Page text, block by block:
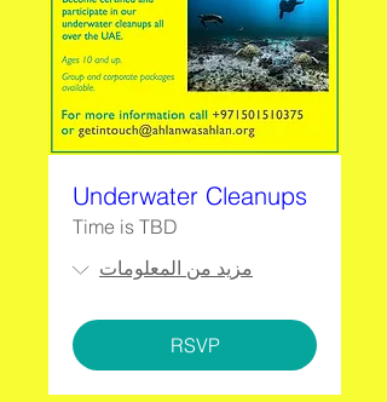
Underwater Cleanups
Time is TBD
مزيد من المعلومات
RSVP